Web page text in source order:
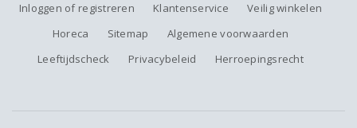
Inloggen of registreren Klantenservice
Veilig winkelen
Horeca
Sitemap
Algemene voorwaarden
Leeftijdscheck
Privacybeleid Herroepingsrecht